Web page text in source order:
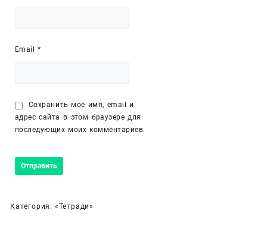
Email*
Сохранить моё имя, email и
адрес сайта в этом браузере для
последующих моих комментариев.
Категория: «Тетради»